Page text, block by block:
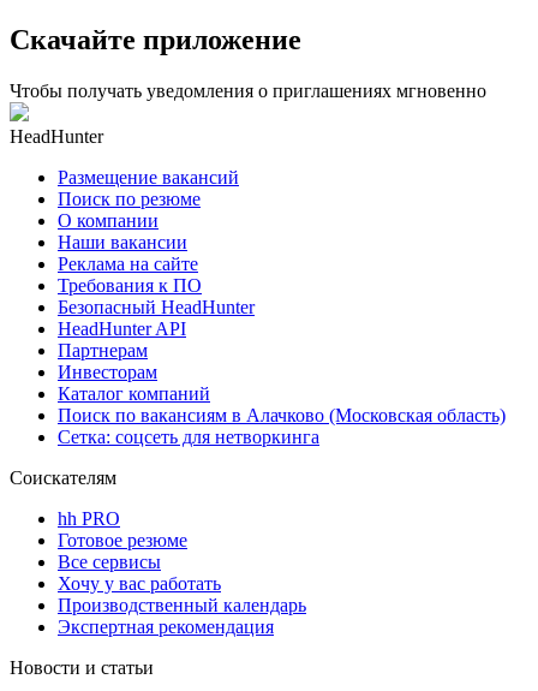
Скачайте приложение
Чтобы получать уведомления о приглашениях мгновенно
HeadHunter
Размещение вакансий
Поиск по резюме
О компании
Наши вакансии
Реклама на сайте
Требования к ПО
Безопасный HeadHunter
HeadHunter API
Партнерам
Инвесторам
Каталог компаний
Поиск по вакансиям в Алачково (Московская область)
Сетка: соцсеть для нетворкинга
Соискателям
hh PRO
Готовое резюме
Все сервисы
Хочу у вас работать
Производственный календарь
Экспертная рекомендация
Новости и статьи